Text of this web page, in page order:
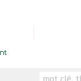
Rechercher